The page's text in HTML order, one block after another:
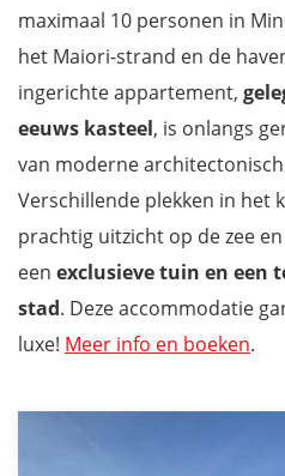
maximaal 10 personen in
het Maiori-strand en de
ingerichte appartement,
eeuws kasteel, is onlangs
van moderne
Verschillende plekken in het
prachtig uitzicht op de zee
een exclusieve tuin en een
stad. Deze accommodatie
luxe! Meer info en boeken.